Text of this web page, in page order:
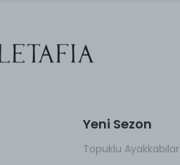
Yeni Sezon
Topuklu Ayakkabılar